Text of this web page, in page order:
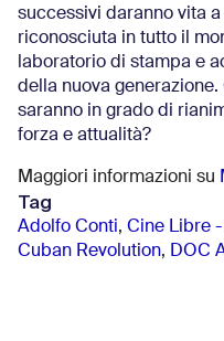
successivi daranno vita
riconosciuta in tutto il
laboratorio di stampa e
della nuova
saranno in grado di
forza e attualità?
Maggiori informazioni su
Tag
Adolfo Conti, Cine Libre
Cuban Revolution, DOC